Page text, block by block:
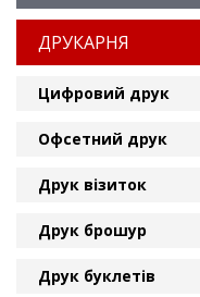
ДРУКАРНЯ
Цифровий друк
Офсетний друк
Друк візиток
Друк брошур
Друк буклетів